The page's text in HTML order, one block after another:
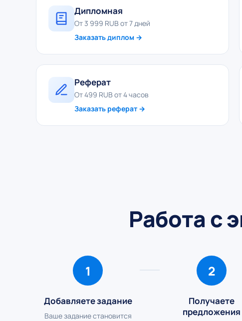
Дипломная
От 3 999 RUB от 7 дней
Заказать диплом →
Реферат
От 499 RUB от 4 часов
Заказать реферат →
Работа с
1
Добавляете задание
Ваше задание становится
2
Получаете
предложения